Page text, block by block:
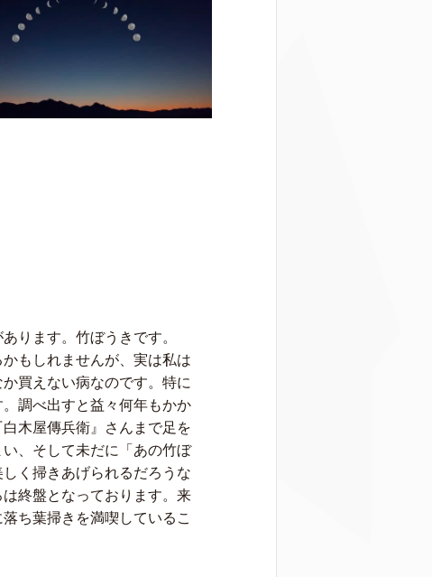
ります。竹ぼうきです。
もしれませんが、実は私は
買えない病なのです。特に
調べ出すと益々何年もかか
木屋傳兵衛』さんまで足を
、そして未だに「あの竹ぼ
く掃きあげられるだろうな
終盤となっております。来
ち葉掃きを満喫しているこ